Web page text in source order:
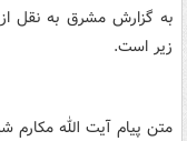
به گزارش مشرق به نقل
زير است.
متن پيام آيت الله مکارم